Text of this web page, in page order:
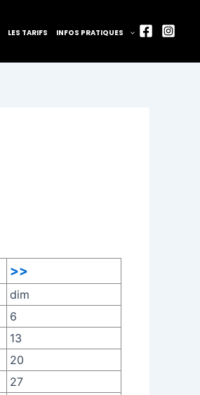
LES TARIFS INFOS PRATIQUES
>>
dim
6
13
20
27